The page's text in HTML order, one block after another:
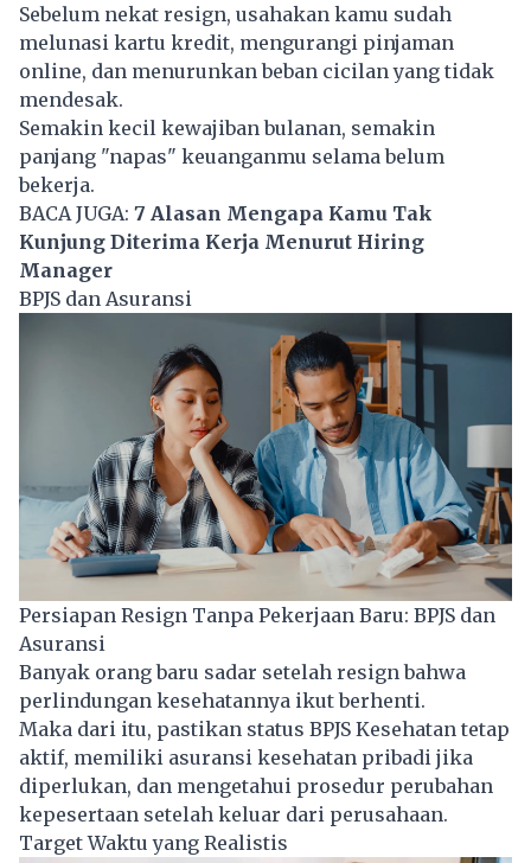
Sebelum nekat resign, usahakan kamu sudah
melunasi kartu kredit, mengurangi pinjaman
online, dan menurunkan beban cicilan yang tidak
mendesak.
Semakin kecil kewajiban bulanan, semakin
panjang "napas" keuanganmu selama belum
bekerja.
BACA JUGA: 7 Alasan Mengapa Kamu Tak
Kunjung Diterima Kerja Menurut Hiring
Manager
BPJS dan Asuransi
Persiapan Resign Tanpa Pekerjaan Baru: BPJS dan
Asuransi
Banyak orang baru sadar setelah resign bahwa
perlindungan kesehatannya ikut berhenti.
Maka dari itu, pastikan status BPJS Kesehatan tetap
aktif, memiliki asuransi kesehatan pribadi jika
diperlukan, dan mengetahui prosedur perubahan
kepesertaan setelah keluar dari perusahaan.
Target Waktu yang Realistis